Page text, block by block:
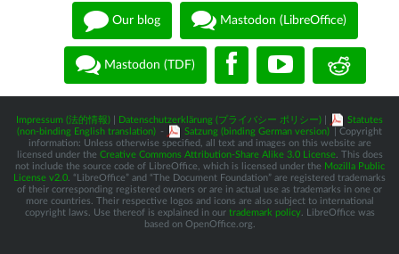
Our blog Mastodon (LibreOffice)
Mastodon (TDF)
Impressum (法的情報) Datenschutzerklärung (プライバシー ポリシー)
Statutes
(non-binding English translation) - Satzung (binding German version)
| Copyright
information: Unless otherwise specified, all text and images on this website are
licensed under the Creative Commons Attribution-Share Alike 3.0 License. This does
not include the source code of LibreOffice, which is licensed under the Mozilla Public
License v2.0 . “LibreOffice” and “The Document Foundation” are registered trademarks
of their corresponding registered owners or are in actual use as trademarks in one or
more countries. Their respective logos and icons are also subject to international
copyright laws. Use thereof is explained in our trademark policy. LibreOffice was
based on OpenOffice.org.